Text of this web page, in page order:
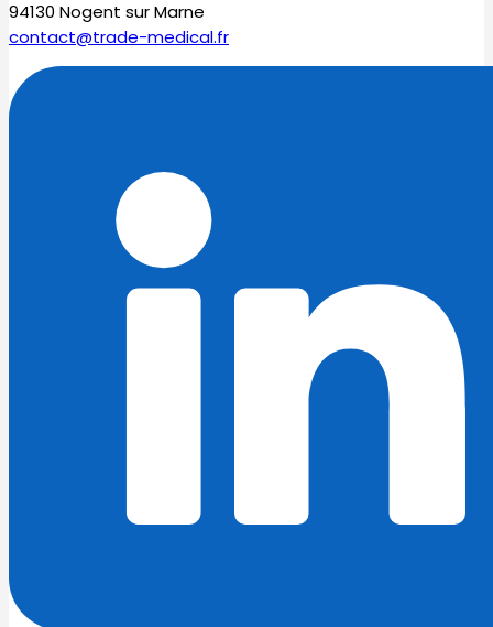
94130 Nogent sur Marne
contact@trade-medical.fr